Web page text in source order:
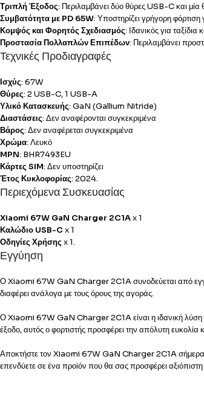
Τριπλή Έξοδος: Περιλαμβάνει δύο θύρες USB-C και
Συμβατότητα με PD 65W: Υποστηρίζει γρήγορη
Κομψός και Φορητός Σχεδιασμός: Ιδανικός για
Προστασία Πολλαπλών Επιπέδων: Περιλαμβάνει
Τεχνικές Προδιαγραφές
Ισχύς: 67W
Θύρες: 2 USB-C, 1 USB-A
Υλικό Κατασκευής: GaN (Gallium Nitride)
Διαστάσεις: Δεν αναφέρονται συγκεκριμένα
Βάρος: Δεν αναφέρεται συγκεκριμένα
Χρώμα: Λευκό
MPN: BHR7493EU
Κάρτες SIM: Δεν υποστηρίζει
Έτος Κυκλοφορίας: 2024.
Περιεχόμενα Συσκευασίας
Xiaomi 67W GaN Charger 2C1Ax 1
Καλώδιο USB-C x 1
Οδηγίες Χρήσης x 1.
Εγγύηση
Ο Xiaomi 67W GaN Charger 2C1A συνοδεύεται από
διαφέρει ανάλογα με τους όρους της αγοράς.
Ο Xiaomi 67W GaN Charger 2C1A είναι η ιδανική λύση
έξοδο, αυτός ο φορτιστής προσφέρει την απόλυτη
Αποκτήστε τον Xiaomi 67W GaN Charger 2C1A σήμερα
επενδύετε σε ένα προϊόν που θα σας προσφέρει